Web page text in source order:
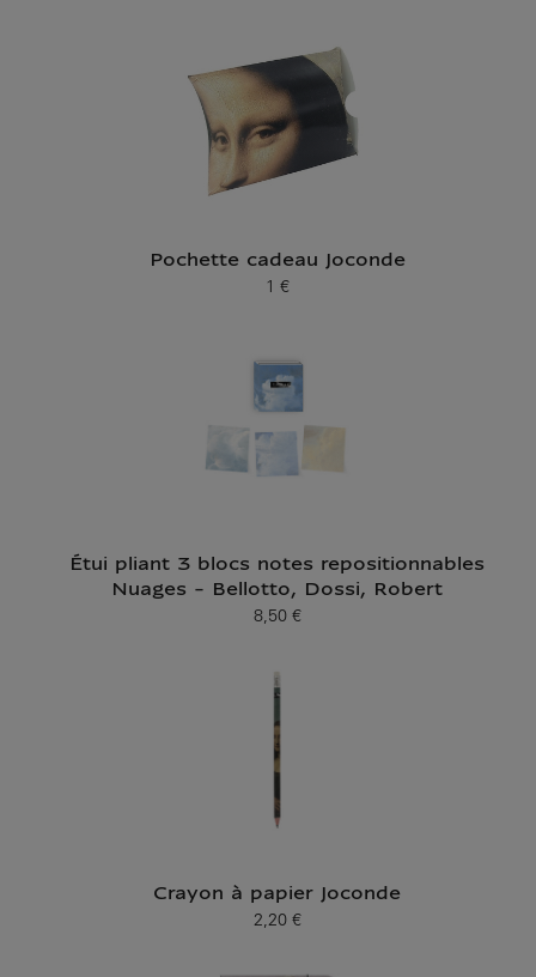
Pochette cadeau Joconde
Prix ​​actuel
1 €
Étui pliant 3 blocs notes repositionnables
Nuages - Bellotto, Dossi, Robert
Prix ​​actuel
8,50 €
Crayon à papier Joconde
Prix ​​actuel
2,20 €